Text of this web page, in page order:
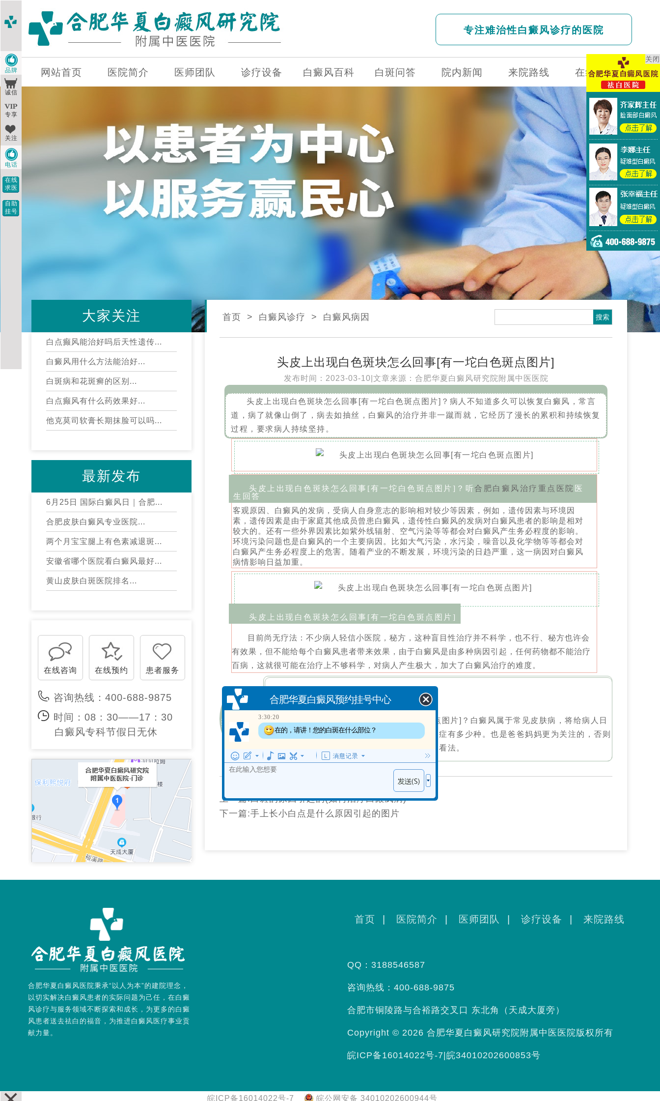
专注难治性白癜风诊疗的医院
网站首页 医院简介 医师团队 诊疗设备 白癜风百科 白斑问答 院内新闻 来院路线 在线问诊
大家关注
白点癫风能治好吗后天性遗传...
白癜风用什么方法能治好...
白斑病和花斑癣的区别...
白点癫风有什么药效果好...
他克莫司软膏长期抹脸可以吗...
最新发布
6月25日 国际白癜风日｜合肥...
合肥皮肤白癜风专业医院...
两个月宝宝腿上有色素减退斑...
安徽省哪个医院看白癜风最好...
黄山皮肤白斑医院排名...
在线咨询 在线预约 患者服务
咨询热线：400-688-9875
时间：08：30——17：30
白癜风专科节假日无休
首页 > 白癜风诊疗 > 白癜风病因
头皮上出现白色斑块怎么回事[有一坨白色斑点图片]
发布时间：2023-03-10|文章来源： 合肥华夏白癜风研究院附属中医医院
头皮上出现白色斑块怎么回事[有一坨白色斑点图片]？病人不知道多久可以恢复白癜风，常言
道，病了就像山倒了，病去如抽丝，白癜风的治疗并非一蹴而就，它经历了漫长的累积和持续恢复
过程，要求病人持续坚持。
头皮上出现白色斑块怎么回事[有一坨白色斑点图片]？听合肥白癜风治疗重点医院 医
生回答
客观原因、白癜风的发病，受病人自身意志的影响相对较少等因素，例如，遗传因素与环境因
素，遗传因素是由于家庭其他成员曾患白癜风，遗传性白癜风的发病对白癜风患者的影响是相对
较大的。还有一些外界因素比如紫外线辐射、空气污染等等都会对白癜风产生务必程度的影响。
环境污染问题也是白癜风的一个主要病因。比如大气污染，水污染，噪音以及化学物等等都会对
白癜风产生务必程度上的危害。随着产业的不断发展，环境污染的日趋严重，这一病因对白癜风
病情影响日益加重。
头皮上出现白色斑块怎么回事[有一坨白色斑点图片]
目前尚无疗法：不少病人轻信小医院，秘方，这种盲目性治疗并不科学，也不行、秘方也许会
有效果，但不能给每个白癜风患者带来效果，由于白癜风是由多种病因引起，任何药物都不能治疗
百病，这就很可能在治疗上不够科学，对病人产生极大，加大了白癜风治疗的难度。
温
馨提
示
头皮上出现白色斑块怎么回事[有一坨白色斑点图片]？白癜风属于常见皮肤病，将给病人日
常生活造成诸多不便，因病情难治，要知道病症有多少种。也是爸爸妈妈更为关注的，否则
就很难达到对症治疗的作用，下面谈谈自己的看法。
上一篇:白斑的原因引起的(如何治疗白殿疯病)
下一篇:手上长小白点是什么原因引起的图片
合肥华夏白癜风医院秉承“以人为本”的建院理念，
以切实解决白癜风患者的实际问题为己任，在白癜
风诊疗与服务领域不断探索和成长，为更多的白癜
风患者送去祛白的福音，为推进白癜风医疗事业贡
献力量。
首页 医院简介 医师团队 诊疗设备 来院路线
QQ：3188546587
咨询热线：400-688-9875
合肥市铜陵路与合裕路交叉口 东北角（天成大厦旁）
Copyright © 2026 合肥华夏白癜风研究院附属中医医院版权所有
皖ICP备16014022号-7 皖34010202600853号
皖ICP备16014022号-7 皖公网安备 34010202600944号
品牌
诚信
专享
关注
电话
在线
求医
自助
挂号
关闭
合肥华夏白癜风预约挂号中心
3:30:20
在的，请讲！您的白斑在什么部位？